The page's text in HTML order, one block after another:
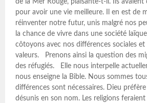
de la Mer Rouge, plaisante-t-il. Ils
pour avoir une vie meilleure. Il en est de
réinventer notre futur, unis malgré nos
la chance de vivre dans une société
côtoyons avec nos différences sociales
valeurs. Prenons ainsi la question des
des réfugiés. Elle nous interpelle
nous enseigne la Bible. Nous sommes
différences sont nécessaires. Dieu
désunis en son nom. Les religions